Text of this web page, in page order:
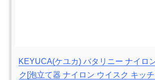
KEYUCA(ケユカ) バタリニー ナイロ
ク[泡立て器 ナイロン ウイスク キッ